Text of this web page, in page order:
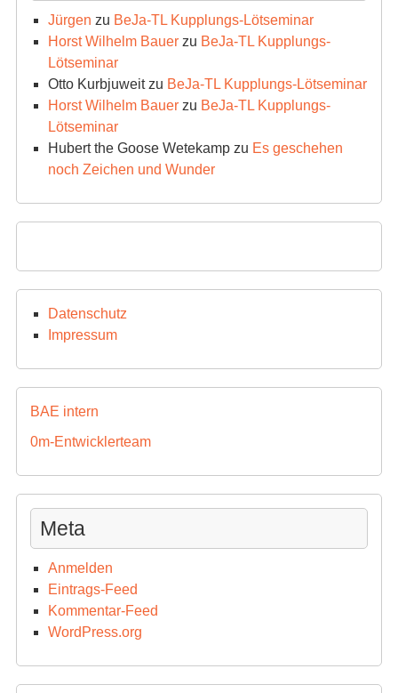
Jürgen zu BeJa-TL Kupplungs-Lötseminar
Horst Wilhelm Bauerzu BeJa-TL Kupplungs-
Lötseminar
Otto Kurbjuweitzu BeJa-TL Kupplungs-Lötseminar
Horst Wilhelm Bauerzu BeJa-TL Kupplungs-
Lötseminar
Hubert the Goose Wetekampzu Es geschehen
noch Zeichen und Wunder
Datenschutz
Impressum
BAE intern
0m-Entwicklerteam
Meta
Anmelden
Eintrags-Feed
Kommentar-Feed
WordPress.org